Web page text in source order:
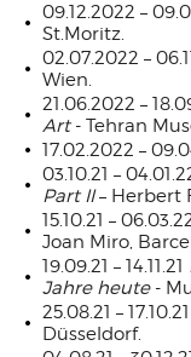
09.12.2022 –
St.Moritz.
02.07.2022 –
Wien.
21.06.2022 –
Art- Tehran
17.02.2022 –
03.10.21 –
Part II– Herbert
15.10.21 –
Joan Miro,
19.09.21 – 14.11.21
Jahre heute-
25.08.21 – 17.10.21
Düsseldorf.